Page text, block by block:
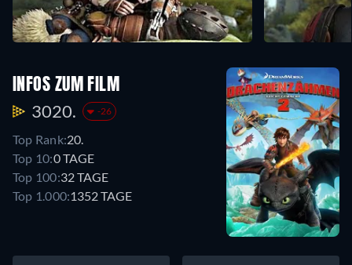
INFOS ZUM FILM
3020. -26
Top Rank:20.
Top 10:0 TAGE
Top 100:32 TAGE
Top 1.000:1352 TAGE